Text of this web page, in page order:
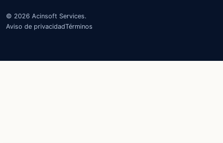
© 2026 Acinsoft Services.
Aviso de privacidadTérminos